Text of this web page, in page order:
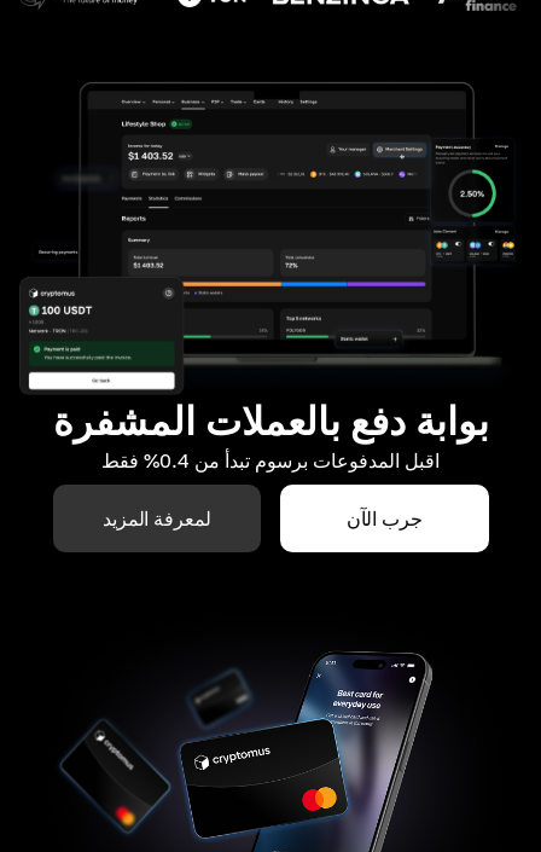
بوابة دفع بالعملات المشفرة
اقبل المدفوعات برسوم تبدأ من 0.4% فقط
جرب الآن لمعرفة المزيد